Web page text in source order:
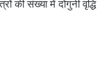
की संख्या में दोगुनी वृद्धि